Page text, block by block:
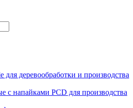
деревообработки и производства
с напайками PCD для производства